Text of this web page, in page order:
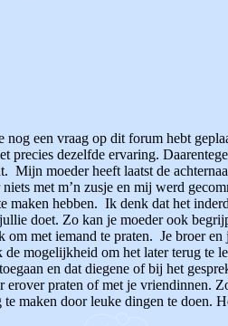
een vraag op dit forum hebt
precies dezelfde ervaring.
Mijn moeder heeft laatst de
met m’n zusje en mij werd
maken hebben. Ik denk dat het
doet. Zo kan je moeder ook
om met iemand te praten. Je broer
de mogelijkheid om het later terug te
en dat diegene of bij het
erover praten of met je vriendinnen.
maken door leuke dingen te doen.